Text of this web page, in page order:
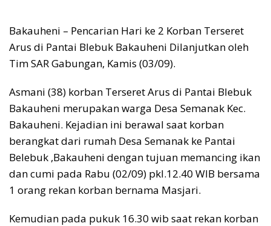
Bakauheni – Pencarian Hari ke 2 Korban Terseret
Arus di Pantai Blebuk Bakauheni Dilanjutkan oleh
Tim SAR Gabungan, Kamis (03/09).
Asmani (38) korban Terseret Arus di Pantai Blebuk
Bakauheni merupakan warga Desa Semanak Kec.
Bakauheni. Kejadian ini berawal saat korban
berangkat dari rumah Desa Semanak ke Pantai
Belebuk ,Bakauheni dengan tujuan memancing ikan
dan cumi pada Rabu (02/09) pkl.12.40 WIB bersama
1 orang rekan korban bernama Masjari.
Kemudian pada pukuk 16.30 wib saat rekan korban